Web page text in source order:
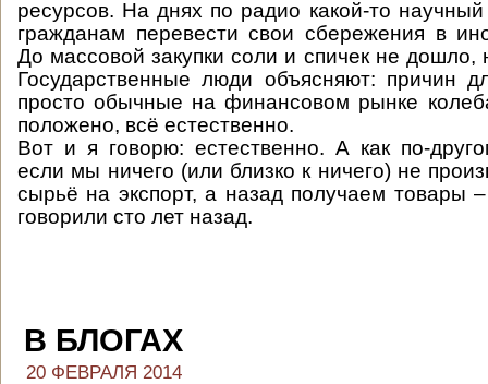
ресурсов. На днях по радио какой-то
гражданам перевести свои сбережения в
До массовой закупки соли и спичек не дошло,
Государственные люди объясняют: причин
просто обычные на финансовом рынке
положено, всё естественно.
Вот и я говорю: естественно. А как по-
если мы ничего (или близко к ничего) не
сырьё на экспорт, а назад получаем товары
говорили сто лет назад.
В БЛОГАХ
20 ФЕВРАЛЯ 2014